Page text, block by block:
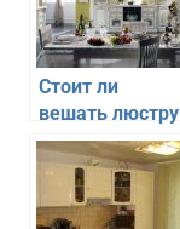
Стоит ли
вешать люстру
на кухне